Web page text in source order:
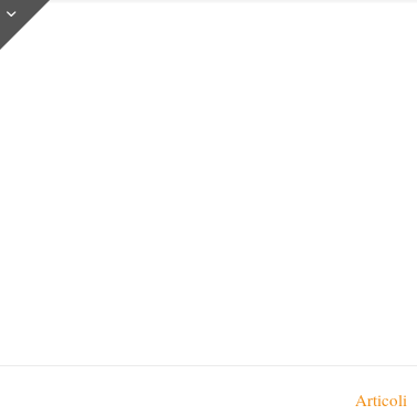
Articoli